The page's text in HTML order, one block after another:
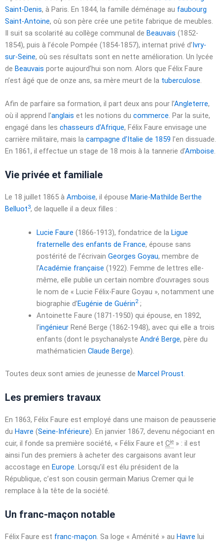
Saint-Denis, à Paris. En 1844, la famille déménage au faubourg
Saint-Antoine, où son père crée une petite fabrique de meubles.
Il suit sa scolarité au collège communal de Beauvais (1852-
1854), puis à l’école Pompée (1854-1857), internat privé d’Ivry-
sur-Seine, où ses résultats sont en nette amélioration. Un lycée
de Beauvais porte aujourd’hui son nom. Alors que Félix Faure
n’est âgé que de onze ans, sa mère meurt de la tuberculose.
Afin de parfaire sa formation, il part deux ans pour l’Angleterre,
où il apprend l’anglais et les notions du commerce. Par la suite,
engagé dans les chasseurs d’Afrique, Félix Faure envisage une
carrière militaire, mais la campagne d’Italie de 1859 l’en dissuade.
En 1861, il effectue un stage de 18 mois à la tannerie d’Amboise.
Vie privée et familiale
Le 18 juillet 1865 à Amboise, il épouse Marie-Mathilde Berthe
Belluot3, de laquelle il a deux filles :
Lucie Faure (1866-1913), fondatrice de la Ligue
fraternelle des enfants de France, épouse sans
postérité de l’écrivain Georges Goyau, membre de
l’Académie française (1922). Femme de lettres elle-
même, elle publie un certain nombre d’ouvrages sous
le nom de « Lucie Félix-Faure Goyau », notamment une
biographie d’Eugénie de Guérin2;
Antoinette Faure (1871-1950) qui épouse, en 1892,
l’ingénieurRené Berge (1862-1948), avec qui elle a trois
enfants (dont le psychanalyste André Berge, père du
mathématicien Claude Berge).
Toutes deux sont amies de jeunesse de Marcel Proust.
Les premiers travaux
En 1863, Félix Faure est employé dans une maison de peausserie
du Havre (Seine-Inférieure). En janvier 1867, devenu négociant en
cuir, il fonde sa première société, « Félix Faure et Cie » : il est
ainsi l’un des premiers à acheter des cargaisons avant leur
accostage en Europe. Lorsqu’il est élu président de la
République, c’est son cousin germain Marius Cremer qui le
remplace à la tête de la société.
Un franc-maçon notable
Félix Faure est franc-maçon. Sa loge « Aménité » au Havre lui